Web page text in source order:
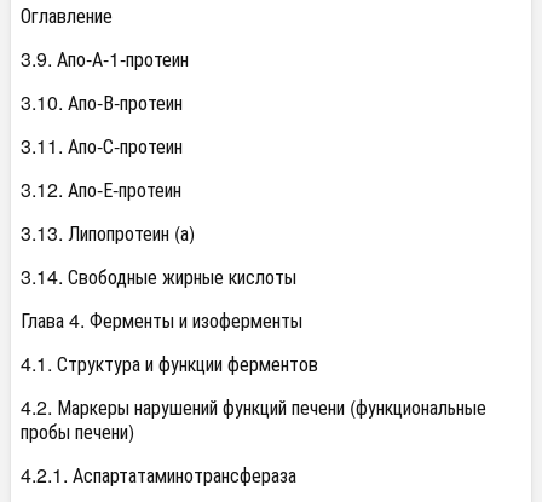
Оглавление
3.9. Апо-А-1-протеин
3.10. Апо-В-протеин
3.11. Апо-С-протеин
3.12. Апо-Е-протеин
3.13. Липопротеин (а)
3.14. Свободные жирные кислоты
Глава 4. Ферменты и изоферменты
4.1. Структура и функции ферментов
4.2. Маркеры нарушений функций печени (функциональные
пробы печени)
4.2.1. Аспартатаминотрансфераза